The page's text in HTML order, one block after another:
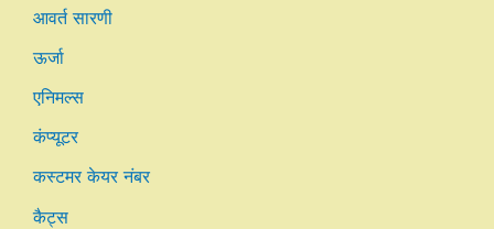
आवर्त सारणी
ऊर्जा
एनिमल्स
कंप्यूटर
कस्टमर केयर नंबर
कैट्स